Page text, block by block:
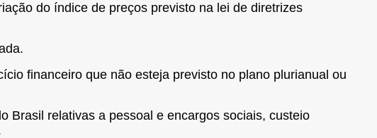
do índice de preços previsto na lei de diretrizes
financeiro que não esteja previsto no plano plurianual ou
Brasil relativas a pessoal e encargos sociais, custeio